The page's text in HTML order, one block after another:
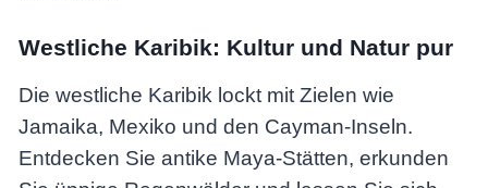
Westliche Karibik: Kultur und Natur pur
Die westliche Karibik lockt mit Zielen wie
Jamaika, Mexiko und den Cayman-Inseln.
Entdecken Sie antike Maya-Stätten, erkunden